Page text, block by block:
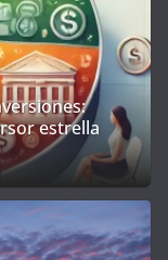
estrella